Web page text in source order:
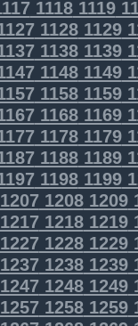
11181119
11281129
11381139
11481149
11581159
11681169
11781179
11881189
11981199
12081209
12181219
12281229
12381239
12481249
12581259